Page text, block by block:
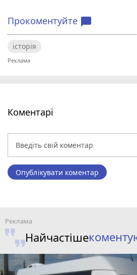
Прокоментуйте chat_bubble
історія
Коментарі
Опублікувати коментар
Найчастіше